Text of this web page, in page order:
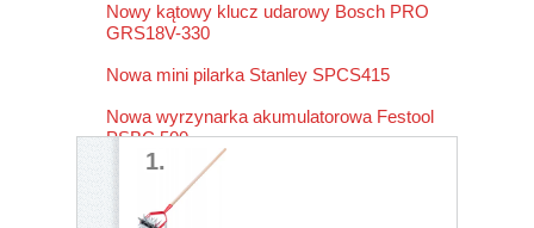
1.
Nowy kątowy klucz udarowy Bosch PRO
GRS18V-330
Nowa mini pilarka Stanley SPCS415
Nowa wyrzynarka akumulatorowa Festool
PSBC 500